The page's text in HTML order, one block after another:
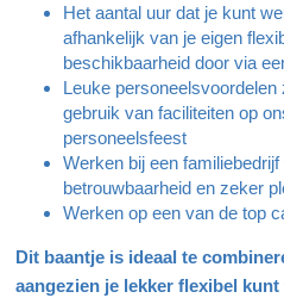
Het aantal uur dat je kunt
afhankelijk van je eigen
beschikbaarheid door via
Leuke
gebruik van faciliteiten op
personeelsfeest
Werken bij een
betrouwbaarheid en zeker
Werken op een van de top
Dit baantje is ideaal te
aangezien je lekker flexibel